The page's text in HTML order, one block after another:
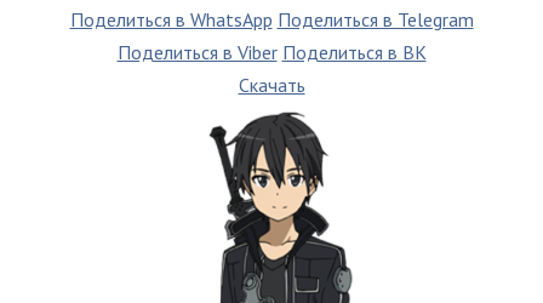
Поделиться в WhatsApp Поделиться в Telegram
Поделиться в Viber Поделиться в ВК
Скачать